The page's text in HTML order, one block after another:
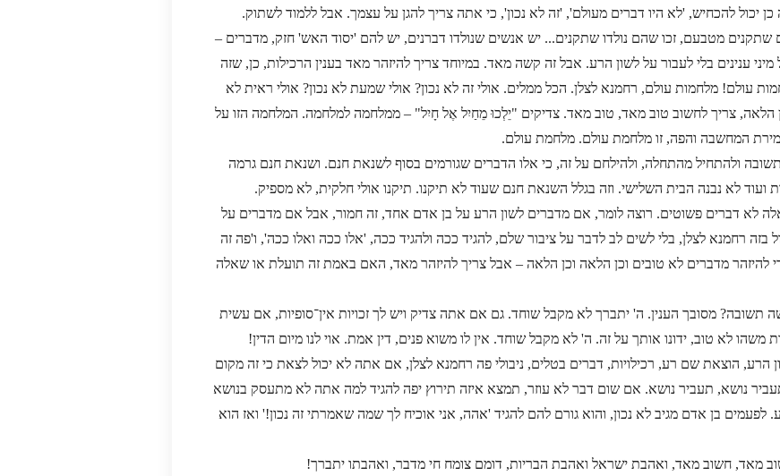
יכול להכחיש, 'לא היו דברים מעולם', 'זה לא נכון', כי אתה צריך להגן על עצמך. אבל ללמוד לשתוק.
מטבעם, זכו שהם נולדו שתקנים... יש אנשים שנולדו דברנים, יש להם 'יסוד האש' חזק, מדברים –
מיני ענינים בלי לעבור על לשון הרע. אבל זה קשה מאד. במיוחד צריך להיזהר מאד בענין הרכילות, כן, שזה
עולם! מלחמות עולם, רחמנא לצלן. הכל ממלים. אולי זה לא נכון? אולי שמעת לא נכון? אולי ראית לא
הלאה, צריך לחשוב טוב מאד, טוב מאד. צדיקים "יֵלְכוּ מֵחַיִל אֶל חָיִל" – ממלחמה למלחמה. המלחמה הזו על
המחשבה והפה, זו מלחמת עולם. מלחמת עולם.
ולהתחיל מהתחלה, ולהילחם על זה, כי אלו הדברים שגורמים בסוף לשנאת חנם. ושנאת חנם גרמה
ועוד לא נבנה הבית השלישי. וזה בגלל השנאת חנם שעוד לא תיקנו. תיקנו אולי חלקית, לא מספיק.
לא דברים פשוטים. רוצה לומר, אם מדברים לשון הרע על בן אדם אחד, זה חמור, אבל אם מדברים על
בזה רחמנא לצלן, בלי לשים לב לדבר על ציבור שלם, להגיד ככה ולהגיד ככה, 'אלו ככה ואלו ככה', ו'פה זה
להיזהר מדברים לא טובים וכן הלאה וכן הלאה – אבל צריך להיזהר מאד, האם באמת זה תועלת או שאלה
מסובך הענין. ה' יתברך לא מקבל שוחד. גם אם אתה צדיק ויש לך זכויות אין־סופיות, אם עשית
לא טוב, ידונו אותך על זה. ה' לא מקבל שוחד. אין לו משוא פנים, דין אמת. אוי לנו מיום הדין!
הוצאת שם רע, רכילויות, דברים בטלים, ניבולי פה רחמנא לצלן, אם אתה לא יכול לצאת כי זה מקום
נושא, תעביר נושא. אם שום דבר לא עוזר, תמצא איזה תירוץ יפה להגיד למה אתה לא מתעסק בנושא
לפעמים בן אדם מגיב לא נכון, והוא גורם להם להגיד 'אהה, אני אוכיח לך שמה שאמרתי זה נכון!' ואז הוא
מאד, חשוב מאד, ואהבת ישראל ואהבת הבריות, דומם צומח חי מדבר, ואהבתו יתברך!